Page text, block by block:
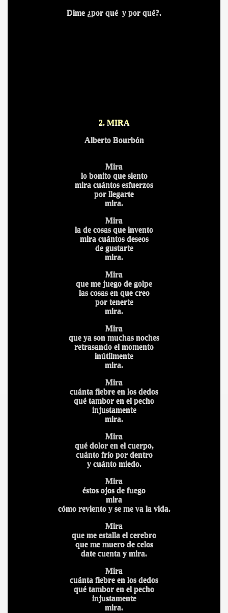
Dime ¿por qué y por qué?.
2. MIRA
Alberto Bourbón
Mira
lo bonito que siento
mira cuántos esfuerzos
por llegarte
mira.
Mira
la de cosas que invento
mira cuántos deseos
de gustarte
mira.
Mira
que me juego de golpe
las cosas en que creo
por tenerte
mira.
Mira
que ya son muchas noches
retrasando el momento
inútilmente
mira.
Mira
cuánta fiebre en los dedos
qué tambor en el pecho
injustamente
mira.
Mira
qué dolor en el cuerpo,
cuánto frío por dentro
y cuánto miedo.
Mira
éstos ojos de fuego
mira
cómo reviento y se me va la vida.
Mira
que me estalla el cerebro
que me muero de celos
date cuenta y mira.
Mira
cuánta fiebre en los dedos
qué tambor en el pecho
injustamente
mira.